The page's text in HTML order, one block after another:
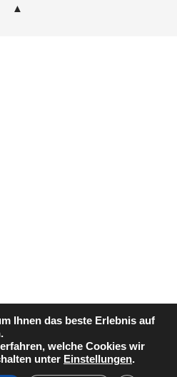
Ihnen das beste Erlebnis auf
welche Cookies wir
unter Einstellungen.